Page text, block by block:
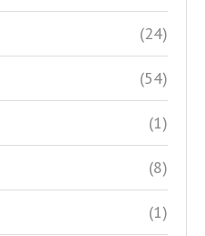
(24)
(54)
(1)
(8)
(1)